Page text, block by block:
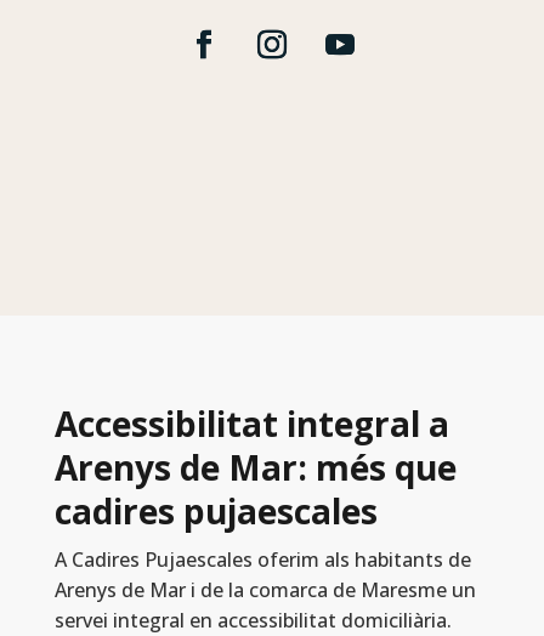
Accessibilitat integral a
Arenys de Mar: més que
cadires pujaescales
A Cadires Pujaescales oferim als habitants de
Arenys de Mar i de la comarca de Maresme un
servei integral en accessibilitat domiciliària.